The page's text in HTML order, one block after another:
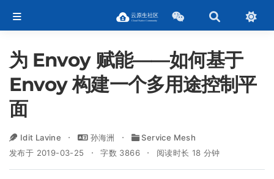
为 Envoy 赋能——如何基于
Envoy 构建一个多用途控制平
面
Idit Lavine 孙海洲
Service Mesh
发布于 2019-03-25
字数 3866 阅读时长 18 分钟